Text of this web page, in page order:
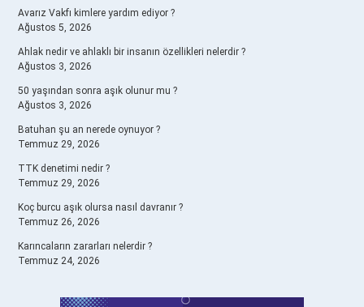
Avarız Vakfı kimlere yardım ediyor ?
Ağustos 5, 2026
Ahlak nedir ve ahlaklı bir insanın özellikleri nelerdir ?
Ağustos 3, 2026
50 yaşından sonra aşık olunur mu ?
Ağustos 3, 2026
Batuhan şu an nerede oynuyor ?
Temmuz 29, 2026
TTK denetimi nedir ?
Temmuz 29, 2026
Koç burcu aşık olursa nasıl davranır ?
Temmuz 26, 2026
Karıncaların zararları nelerdir ?
Temmuz 24, 2026